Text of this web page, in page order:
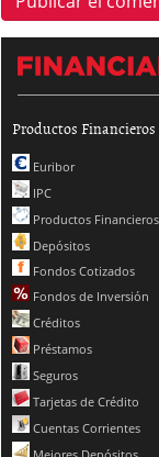
Productos Financieros
Euribor
IPC
Productos Financieros
Depósitos
Fondos Cotizados
Fondos de Inversión
Créditos
Préstamos
Seguros
Tarjetas de Crédito
Cuentas Corrientes